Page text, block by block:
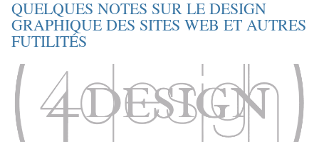
t
i
o
p
u
c
o
n
QUELQUES NOTES SUR LE DESIGN
GRAPHIQUE DES SITES WEB ET AUTRES
FUTILITÉS